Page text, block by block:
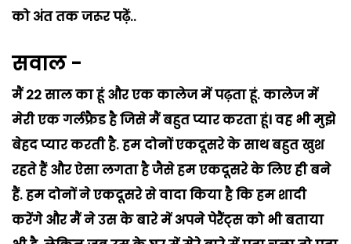
को अंत तक जरूर पढ़ें..
सवाल -
मैं 22 साल का हूं और एक कालेज में पढ़ता हूं. कालेज में
मेरी एक गर्लफ्रैड है जिसे मैं बहुत प्यार करता हूं। वह भी मुझे
बेहद प्यार करती है. हम दोनों एकदूसरे के साथ बहुत खुश
रहते हैं और ऐसा लगता है जैसे हम एकदूसरे के लिए ही बने
हैं. हम दोनों ने एकदूसरे से वादा किया है कि हम शादी
करेंगे और मैं ने उस के बारे में अपने पेरैंट्स को भी बताया